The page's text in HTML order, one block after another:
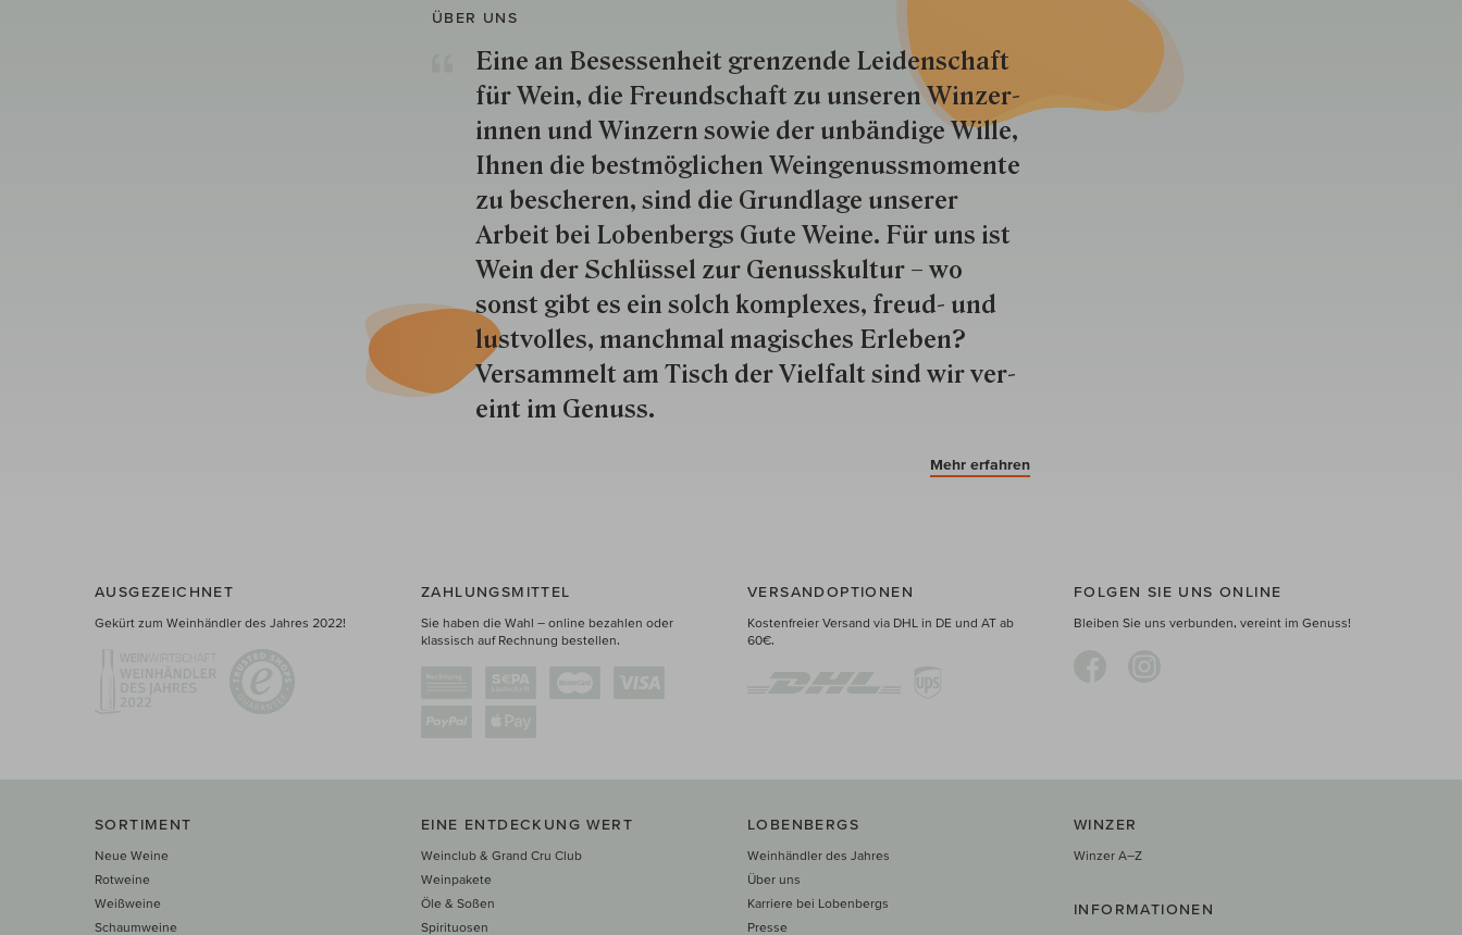
ÜBER UNS
Eine an Besessenheit gren­zende Lei­den­schaft
für Wein, die Freund­schaft zu unseren Win­zer­
innen und Win­zern so­wie der un­bän­dige Wille,
Ihnen die best­mög­lich­en Wein­genuss­momente
zu besche­ren, sind die Grund­lage unserer
Arbeit bei Lobenbergs Gute Weine. Für uns ist
Wein der Schlüs­sel zur Genuss­kultur – wo
sonst gibt es ein solch kom­plexes, freud- und
lustvolles, manchmal ma­gisch­es Er­le­ben?
Versammelt am Tisch der Vielfalt sind wir ver­
eint im Genuss.
Mehr erfahren
AUSGEZEICHNET
Gekürt zum Weinhändler des Jahres 2022!
ZAHLUNGSMITTEL
Sie haben die Wahl – online bezahlen oder
klassisch auf Rechnung bestellen.
VERSANDOPTIONEN
Kostenfreier Versand via DHL in DE und AT ab
60€.
FOLGEN SIE UNS ONLINE
Bleiben Sie uns verbunden, vereint im Genuss!
SORTIMENT
Neue Weine
Rotweine
Weißweine
Schaumweine
EINE ENTDECKUNG WERT
Weinclub & Grand Cru Club
Weinpakete
Öle & Soßen
Spirituosen
LOBENBERGS
Weinhändler des Jahres
Über uns
Karriere bei Lobenbergs
Presse
WINZER
Winzer A–Z
INFORMATIONEN